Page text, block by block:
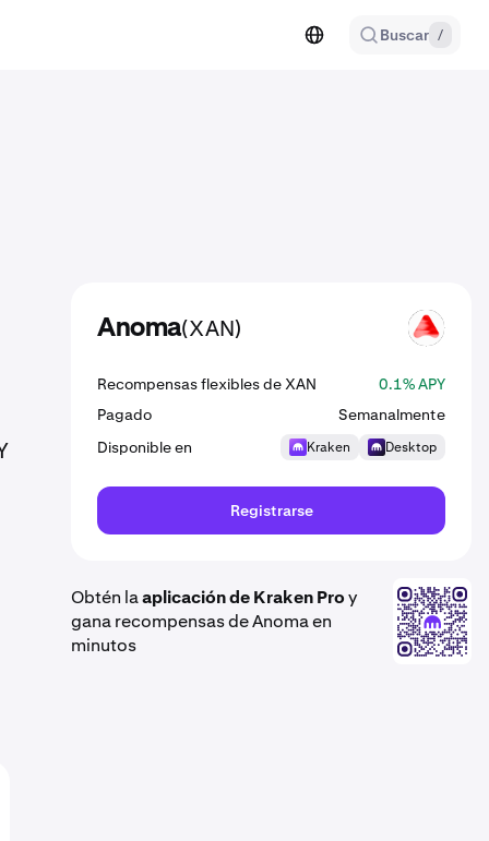
Buscar /
Anoma(XAN) XAN
Recompensas flexibles de XAN
0.1% APY
Pagado
Semanalmente
Disponible en
Kraken Desktop
Registrarse
Obtén laaplicación de Kraken Proy
gana recompensas de Anoma en
minutos